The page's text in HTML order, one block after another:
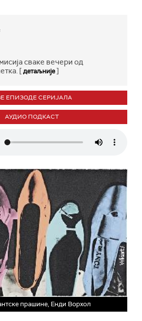
сваке вечери од
[детаљније]
ЕПИЗОДЕ СЕРИЈАЛА
АУДИО ПОДКАСТ
прашине, Енди Ворхол